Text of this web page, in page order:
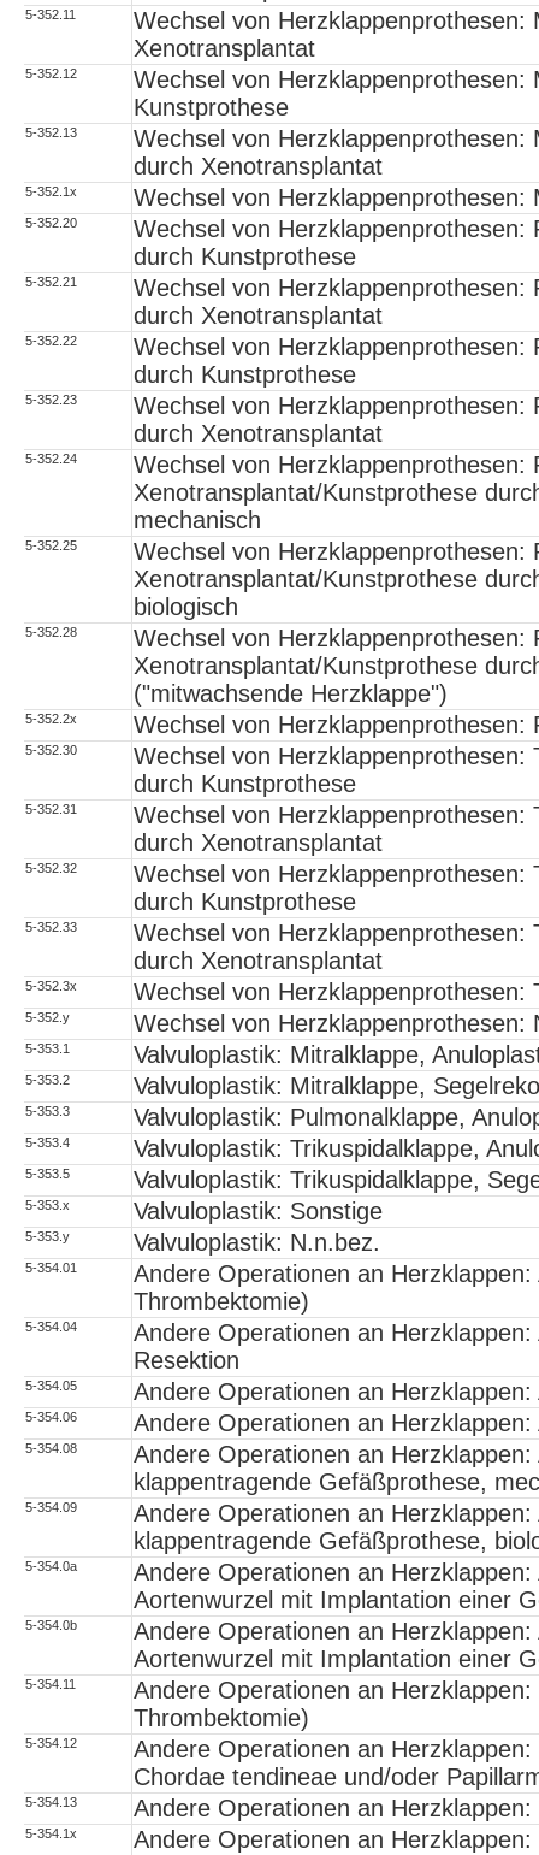
5-352.11
Wechsel von
Xenotransplantat
5-352.12
Wechsel von
Kunstprothese
5-352.13
Wechsel von Herzklappenprothesen:
durch Xenotransplantat
5-352.1x Wechsel von Herzklappenprothesen:
5-352.20
Wechsel von Herzklappenprothesen:
durch Kunstprothese
5-352.21
Wechsel von Herzklappenprothesen:
durch Xenotransplantat
5-352.22
Wechsel von Herzklappenprothesen:
durch Kunstprothese
5-352.23
Wechsel von Herzklappenprothesen:
durch Xenotransplantat
5-352.24
Wechsel von Herzklappenprothesen:
Xenotransplantat/Kunstprothese
mechanisch
5-352.25
Wechsel von Herzklappenprothesen:
Xenotransplantat/Kunstprothese
biologisch
5-352.28
Wechsel von Herzklappenprothesen:
Xenotransplantat/Kunstprothese
("mitwachsende Herzklappe")
5-352.2x Wechsel von Herzklappenprothesen:
5-352.30
Wechsel von Herzklappenprothesen:
durch Kunstprothese
5-352.31
Wechsel von Herzklappenprothesen:
durch Xenotransplantat
5-352.32
Wechsel von Herzklappenprothesen:
durch Kunstprothese
5-352.33
Wechsel von Herzklappenprothesen:
durch Xenotransplantat
5-352.3x Wechsel von Herzklappenprothesen:
5-352.y Wechsel von Herzklappenprothesen:
5-353.1 Valvuloplastik: Mitralklappe,
5-353.2 Valvuloplastik: Mitralklappe,
5-353.3 Valvuloplastik: Pulmonalklappe,
5-353.4 Valvuloplastik: Trikuspidalklappe,
5-353.5 Valvuloplastik: Trikuspidalklappe,
5-353.x Valvuloplastik: Sonstige
5-353.y Valvuloplastik: N.n.bez.
5-354.01
Andere Operationen an
Thrombektomie)
5-354.04
Andere Operationen an
Resektion
5-354.05 Andere Operationen an
5-354.06 Andere Operationen an
5-354.08
Andere Operationen an
klappentragende Gefäßprothese,
5-354.09
Andere Operationen an
klappentragende Gefäßprothese,
5-354.0a
Andere Operationen an
Aortenwurzel mit Implantation einer
5-354.0b
Andere Operationen an
Aortenwurzel mit Implantation einer
5-354.11
Andere Operationen an
Thrombektomie)
5-354.12
Andere Operationen an
Chordae tendineae und/oder
5-354.13 Andere Operationen an
5-354.1x Andere Operationen an